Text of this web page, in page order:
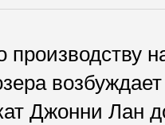
Джонни Лан